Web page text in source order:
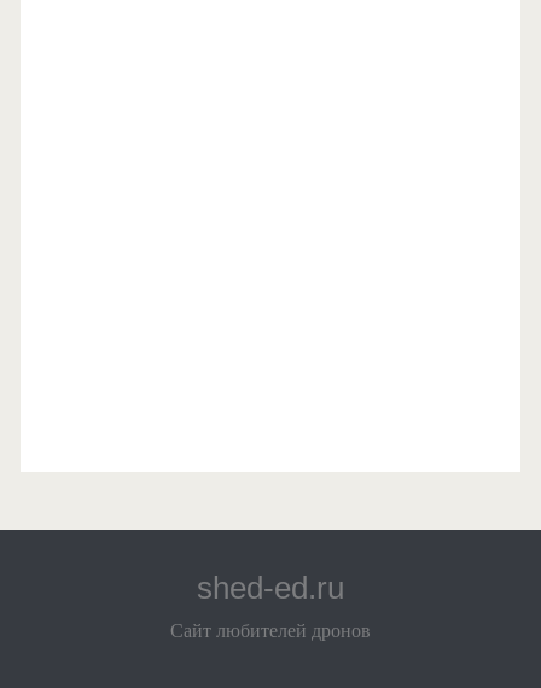
shed-ed.ru
Сайт любителей дронов